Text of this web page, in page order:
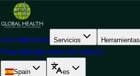
InicioMédicos Servicios Herramientas
PlanesBlogNosotrosContacto
Spain es